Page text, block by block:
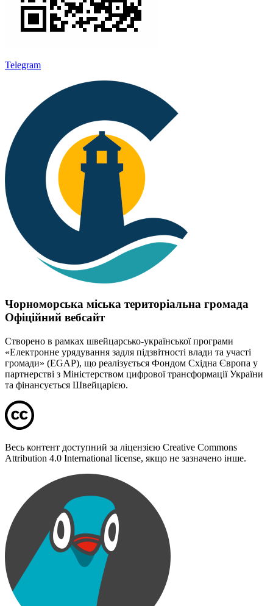
Telegram
Чорноморська міська територіальна громада
Офіційний вебсайт
Створено в рамках швейцарсько-української програми
«Електронне урядування задля підзвітності влади та участі
громади» (EGAP), що реалізується Фондом Східна Європа у
партнерстві з Міністерством цифрової трансформації України
та фінансується Швейцарією.
Весь контент доступний за ліцензією Creative Commons
Attribution 4.0 International license, якщо не зазначено інше.